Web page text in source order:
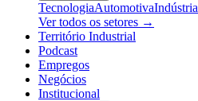
TecnologiaAutomotivaIndústria
Ver todos os setores →
Território Industrial
Podcast
Empregos
Negócios
Institucional